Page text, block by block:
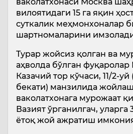
вилоятидаги 15 га яқин
суткалик меҳмонхоналар
шартномаларини
Турар жойсиз қолган ва
аҳволда бўлган
Казачий тор кўчаси, 11/2-
бекати) манзилида
ваколатхонага мурожаат
Вазият ўрганилгач, уларга
ётоқ жой ажратиш